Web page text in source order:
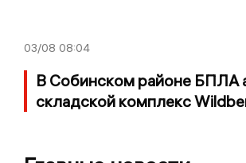
03/08 08:04
В Собинском районе БПЛА
складской комплекс